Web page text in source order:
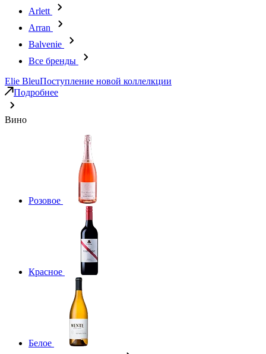
Arlett
Arran
Balvenie
Все бренды
Elie BleuПоступление новой коллелкции
Подробнее
Вино
Розовое
Красное
Белое